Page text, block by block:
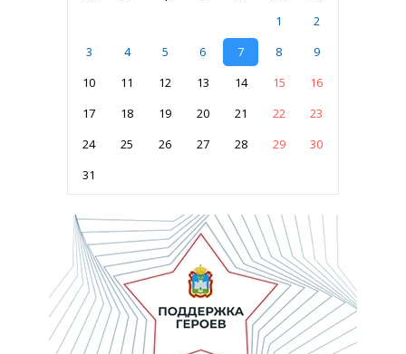
1
2
3
4 5 6 7 8
9
10
11 12 13 14 15
16
17
18 19 20 21 22
23
24
25 26 27 28 29
30
31